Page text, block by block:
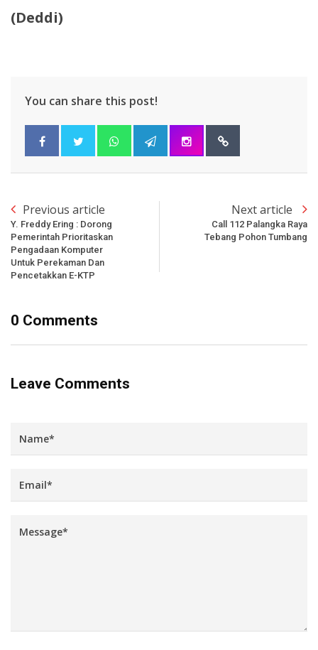
(Deddi)
You can share this post!
Previous article
Y. Freddy Ering : Dorong
Pemerintah Prioritaskan
Pengadaan Komputer
Untuk Perekaman Dan
Pencetakkan E-KTP
Next article
Call 112 Palangka Raya
Tebang Pohon Tumbang
0 Comments
Leave Comments